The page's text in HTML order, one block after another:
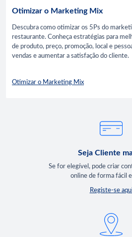
Otimizar o Marketing Mix
Descubra como otimizar os 5Ps do
restaurante. Conheça estratégias para
de produto, preço, promoção, local e
vendas e aumentar a satisfação do cliente.
Otimizar o Marketing Mix
Seja Cliente
Se for elegível, pode criar
online de forma fácil
Registe-se